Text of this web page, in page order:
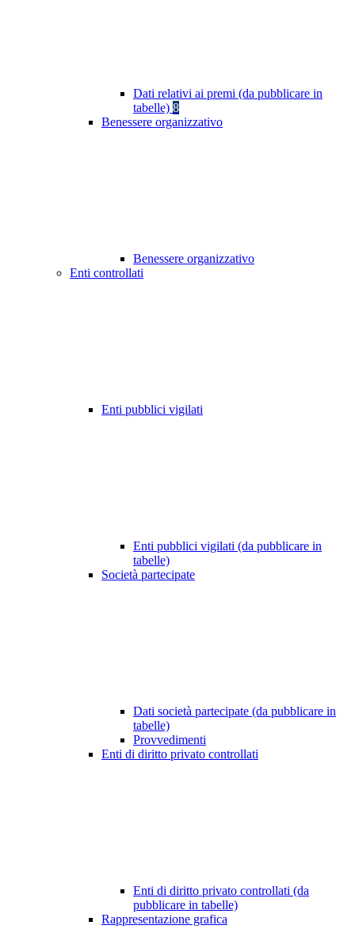
Dati relativi ai premi (da pubblicare in
tabelle) 8
Benessere organizzativo
Benessere organizzativo
Enti controllati
Enti pubblici vigilati
Enti pubblici vigilati (da pubblicare in
tabelle)
Società partecipate
Dati società partecipate (da pubblicare in
tabelle)
Provvedimenti
Enti di diritto privato controllati
Enti di diritto privato controllati (da
pubblicare in tabelle)
Rappresentazione grafica